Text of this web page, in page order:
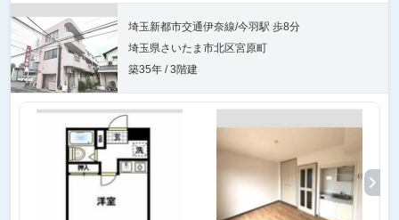
埼玉新都市交通伊奈線/今羽駅 歩8分
埼玉県さいたま市北区宮原町
築35年 / 3階建